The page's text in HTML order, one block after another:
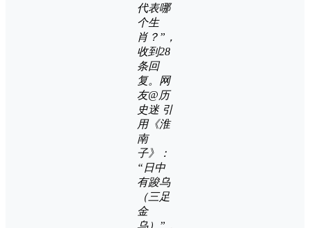
代表哪
个生
肖？”，
收到28
条回
复。网
友@历
史迷 引
用《淮
南
子》：
“日中
有踆乌
（三足
金
乌）”，